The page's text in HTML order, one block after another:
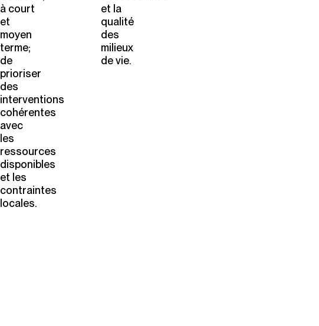
à court
et
moyen
terme;
de
prioriser
des
interventions
cohérentes
avec
les
ressources
disponibles
et les
contraintes
locales.
et la
qualité
des
milieux
de vie.